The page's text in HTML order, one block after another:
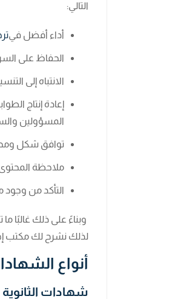
التالي:
أداء أفضل في
الحفاظ على
الانتباه إلى
إعادة إنتاج
المسؤولين
توافق شكل
ملاحظة
التأكد من وجود
وبناءً على ذلك غالبًا
لذلك نشرح لك مكتب
أنواع
شهادات الثانوية